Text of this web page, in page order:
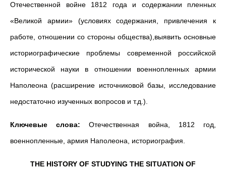
Отечественной войне 1812 года и содержании пленных
«Великой армии» (условиях содержания, привлечения к
работе, отношении со стороны общества),выявить основные
историографические проблемы современной российской
исторической науки в отношении военнопленных армии
Наполеона (расширение источниковой базы, исследование
недостаточно изученных вопросов и т.д.).
Ключевые слова:Отечественная война, 1812 год,
военнопленные, армия Наполеона, историография.
THE HISTORY OF STUDYING THE SITUATION OF